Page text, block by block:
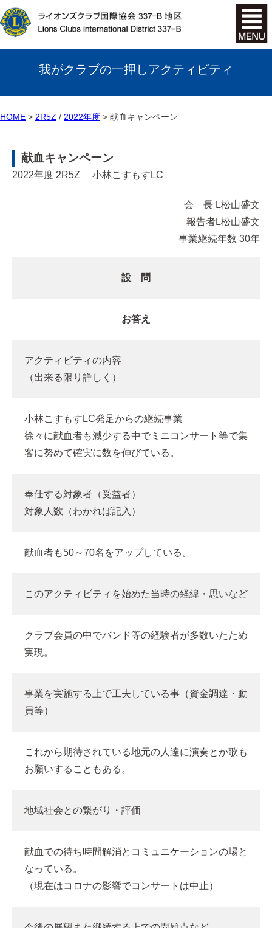
我がクラブの一押しアクティビティ
HOME 2R5Z / 2022年度 献血キャンペーン
献血キャンペーン
2022年度 2R5Z 小林こすもすLC
会 長 L松山盛文
報告者L松山盛文
事業継続年数 30年
設 問
お答え
アクティビティの内容
（出来る限り詳しく）
小林こすもすLC発足からの継続事業
徐々に献血者も減少する中でミニコンサート等で集
客に努めて確実に数を伸びている。
奉仕する対象者（受益者）
対象人数（わかれば記入）
献血者も50～70名をアップしている。
このアクティビティを始めた当時の経緯・思いなど
クラブ会員の中でバンド等の経験者が多数いたため
実現。
事業を実施する上で工夫している事（資金調達・動
員等）
これから期待されている地元の人達に演奏とか歌も
お願いすることもある。
地域社会との繋がり・評価
献血での待ち時間解消とコミュニケーションの場と
なっている。
（現在はコロナの影響でコンサートは中止）